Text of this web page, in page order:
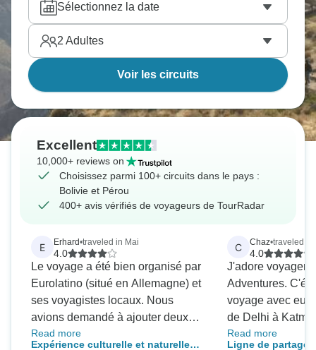
Sélectionnez la date
2 Adultes
Voir les circuits
Excellent
10,000+ reviews on
Choisissez parmi 100+ circuits dans le pays :
Bolivie et Pérou
400+ avis vérifiés de voyageurs de TourRadar
E Erhard•traveled in Mai
4.0
Le voyage a été bien organisé par
Eurolatino (situé en Allemagne) et
ses voyagistes locaux. Nous
avions demandé à ajouter deux
jours à Puerto Maldonado, dans la
Read more
Expérience culturelle et naturelle
C Chaz•traveled in
4.0
J'adore voyager
Adventures. C'était mon deuxième
voyage avec eux
de Delhi à Katmandou).
mon directeur
Read more
Ligne de partage